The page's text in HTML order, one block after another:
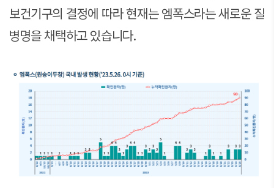
보건기구의 결정에 따라 현재는 엠폭스라는 새로운 질
병명을 채택하고 있습니다.